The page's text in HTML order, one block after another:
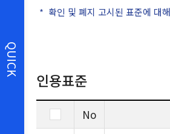
QUICK
확인 및 폐지 고시된 표준에 대
인용표준
No